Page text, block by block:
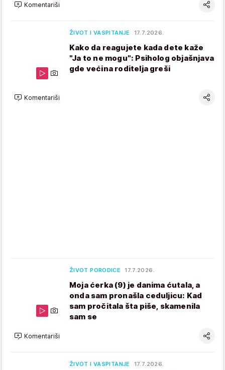
Komentariši
ŽIVOT I VASPITANJE 17.7.2026.
Kako da reagujete kada dete kaže
"Ja to ne mogu": Psiholog objašnjava
gde većina roditelja greši
Komentariši
ŽIVOT PORODICE 17.7.2026.
Moja ćerka (9) je danima ćutala, a
onda sam pronašla ceduljicu: Kad
sam pročitala šta piše, skamenila
sam se
Komentariši
ŽIVOT I VASPITANJE 17.7.2026.